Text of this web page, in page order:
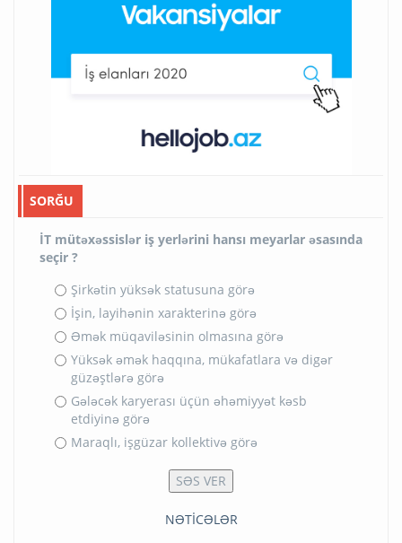
SORĞU
İT mütəxəssislər iş yerlərini hansı meyarlar əsasında
seçir ?
Şirkətin yüksək statusuna görə
İşin, layihənin xarakterinə görə
Əmək müqaviləsinin olmasına görə
Yüksək əmək haqqına, mükafatlara və digər
güzəştlərə görə
Gələcək karyerası üçün əhəmiyyət kəsb
etdiyinə görə
Maraqlı, işgüzar kollektivə görə
NƏTİCƏLƏR